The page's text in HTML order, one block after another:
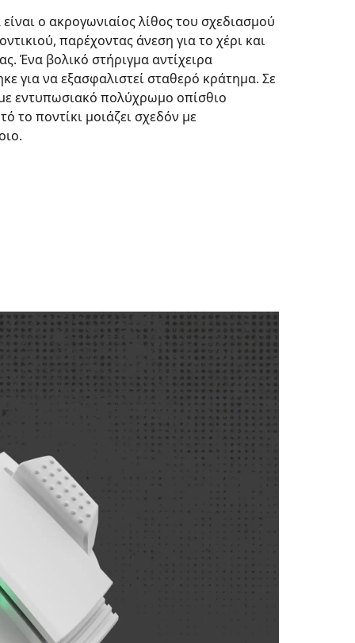
ο ακρογωνιαίος λίθος του σχεδιασμού
παρέχοντας άνεση για το χέρι και
Ένα βολικό στήριγμα αντίχειρα
για να εξασφαλιστεί σταθερό κράτημα. Σε
εντυπωσιακό πολύχρωμο οπίσθιο
το ποντίκι μοιάζει σχεδόν με